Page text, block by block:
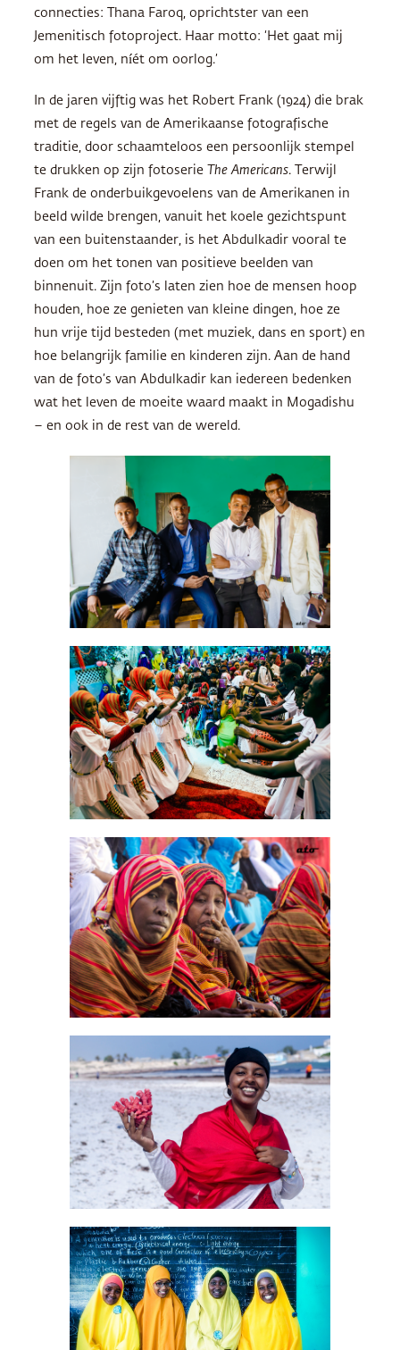
connecties: Thana Faroq, oprichtster van een
Jemenitisch fotoproject. Haar motto: ‘Het gaat mij
om het leven, níét om oorlog.’
In de jaren vijftig was het Robert Frank (1924) die brak
met de regels van de Amerikaanse fotografische
traditie, door schaamteloos een persoonlijk stempel
te drukken op zijn fotoserie The Americans. Terwijl
Frank de onderbuikgevoelens van de Amerikanen in
beeld wilde brengen, vanuit het koele gezichtspunt
van een buitenstaander, is het Abdulkadir vooral te
doen om het tonen van positieve beelden van
binnenuit. Zijn foto’s laten zien hoe de mensen hoop
houden, hoe ze genieten van kleine dingen, hoe ze
hun vrije tijd besteden (met muziek, dans en sport) en
hoe belangrijk familie en kinderen zijn. Aan de hand
van de foto’s van Abdulkadir kan iedereen bedenken
wat het leven de moeite waard maakt in Mogadishu
– en ook in de rest van de wereld.